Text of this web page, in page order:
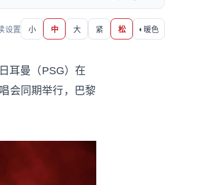
设置 小 中 大 紧 松 ◐ 暖色
耳曼（PSG）在
会同期举行，巴黎